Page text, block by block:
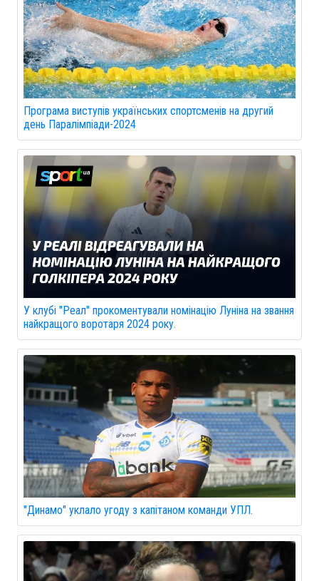
Програма виступів українських спортсменів на другий
день Паралімпіади-2024
У клубі "Реал" прокоментували номінацію Луніна на звання
найкращого воротаря 2024 року.
"Динамо" уклало угоду з капітаном команди УПЛ.